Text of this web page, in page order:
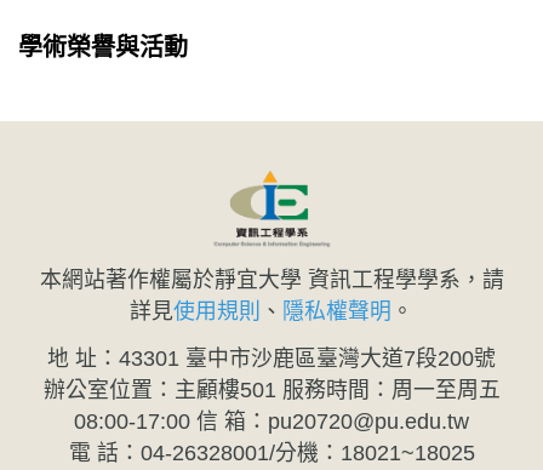
學術榮譽與活動
本網站著作權屬於靜宜大學 資訊工程學學系，請
詳見使用規則 、 隱私權聲明 。
地 址：43301 臺中市沙鹿區臺灣大道7段200號
辦公室位置：主顧樓501 服務時間：周一至周五
08:00-17:00 信 箱：pu20720@pu.edu.tw
電 話：04-26328001/分機：18021~18025